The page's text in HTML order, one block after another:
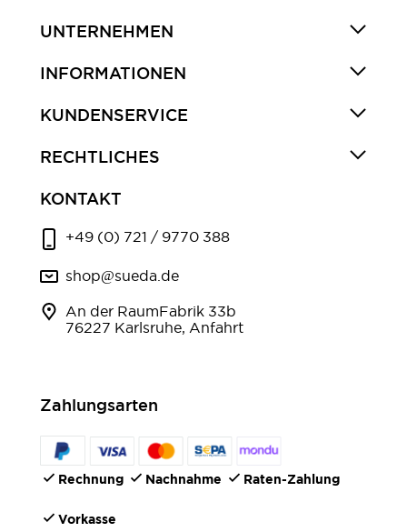
UNTERNEHMEN
INFORMATIONEN
KUNDENSERVICE
RECHTLICHES
KONTAKT
+49 (0) 721 / 9770 388
shop@sueda.de
An der RaumFabrik 33b
76227 Karlsruhe, Anfahrt
Zahlungsarten
Rechnung Nachnahme Raten-Zahlung
Vorkasse